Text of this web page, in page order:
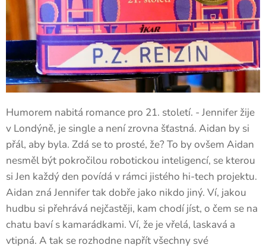
Humorem nabitá romance pro 21. století. - Jennifer žije
v Londýně, je single a není zrovna šťastná. Aidan by si
přál, aby byla. Zdá se to prosté, že? To by ovšem Aidan
nesměl být pokročilou robotickou inteligencí, se kterou
si Jen každý den povídá v rámci jistého hi-tech projektu.
Aidan zná Jennifer tak dobře jako nikdo jiný. Ví, jakou
hudbu si přehrává nejčastěji, kam chodí jíst, o čem se na
chatu baví s kamarádkami. Ví, že je vřelá, laskavá a
vtipná. A tak se rozhodne napřít všechny své